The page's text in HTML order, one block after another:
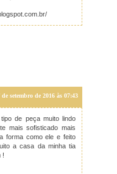
de setembro de 2016 às 07:43
de peça muito lindo
mais sofisticado mais
forma como ele e feito
a casa da minha tia
!